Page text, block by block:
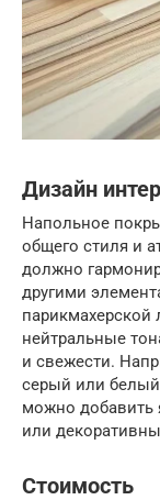
Дизайн
Напольное
общего стиля и
должно
другими
парикмахерской
нейтральные
и свежести.
серый или
можно добавить
или
Стоимость